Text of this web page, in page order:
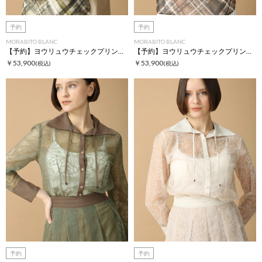
予約
MORABITO BLANC
【予約】ヨウリュウチェックプリントブラウス
￥53,900(税込)
予約
MORABITO BLANC
【予約】ヨウリュウチェックプリントブラウス
￥53,900(税込)
予約 予約